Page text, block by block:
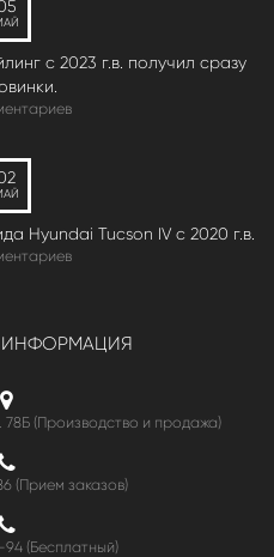
с 2023 г.в. получил сразу
Hyundai Tucson IV c 2020 г.в.
ИНФОРМАЦИЯ
(Производство и продажа)
(Прием заказов)
94(Бесплатный)